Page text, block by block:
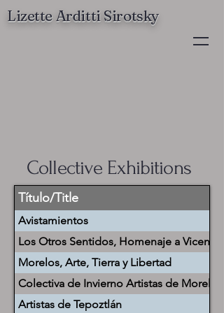
Lizette Arditti Sirotsky
Collective Exhibitions
Título/Title
Avistamientos
Los Otros Sentidos, Homenaje a Vicente
Morelos, Arte, Tierra y Libertad
Colectiva de Invierno Artistas de Morelos
Artistas de Tepoztlán